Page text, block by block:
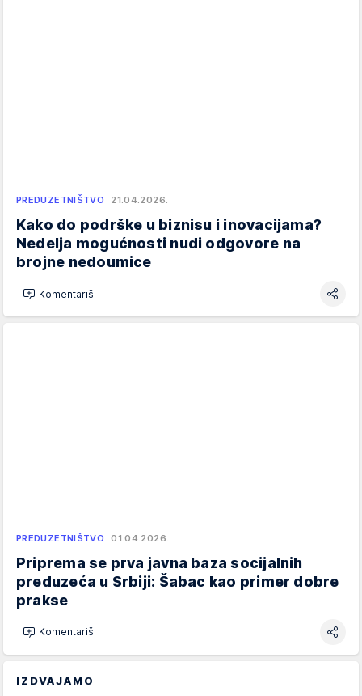
PREDUZETNIŠTVO 21.04.2026.
Kako do podrške u biznisu i inovacijama?
Nedelja mogućnosti nudi odgovore na
brojne nedoumice
Komentariši
PREDUZETNIŠTVO 01.04.2026.
Priprema se prva javna baza socijalnih
preduzeća u Srbiji: Šabac kao primer dobre
prakse
Komentariši
IZDVAJAMO